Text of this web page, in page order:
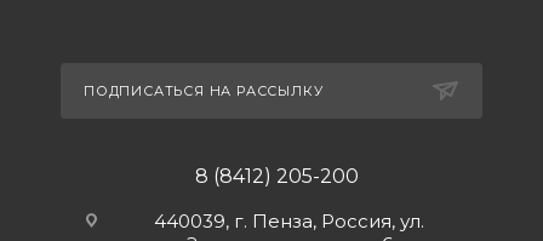
ПОДПИСАТЬСЯ НА РАССЫЛКУ
8 (8412) 205-200
440039, г. Пенза, Россия, ул.